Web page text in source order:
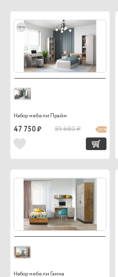
new
Набор мебели Прайм
47 750 ₽ 59 680 ₽ 20 %
Набор мебели Гамма